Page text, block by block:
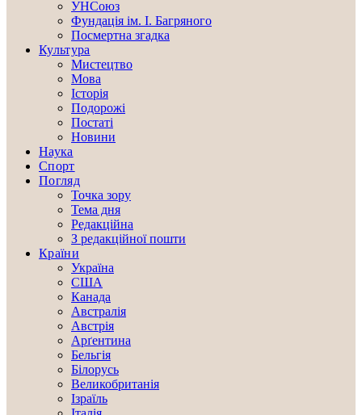
УНСоюз
Фундація ім. І. Багряного
Посмертна згадка
Культура
Мистецтво
Мова
Історія
Подорожі
Постаті
Новини
Наука
Спорт
Погляд
Точка зору
Тема дня
Редакційна
З редакційної пошти
Країни
Україна
США
Канада
Австралія
Австрія
Арґентина
Бельгія
Білорусь
Великобританія
Ізраїль